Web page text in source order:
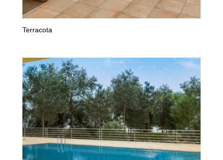
Terracota